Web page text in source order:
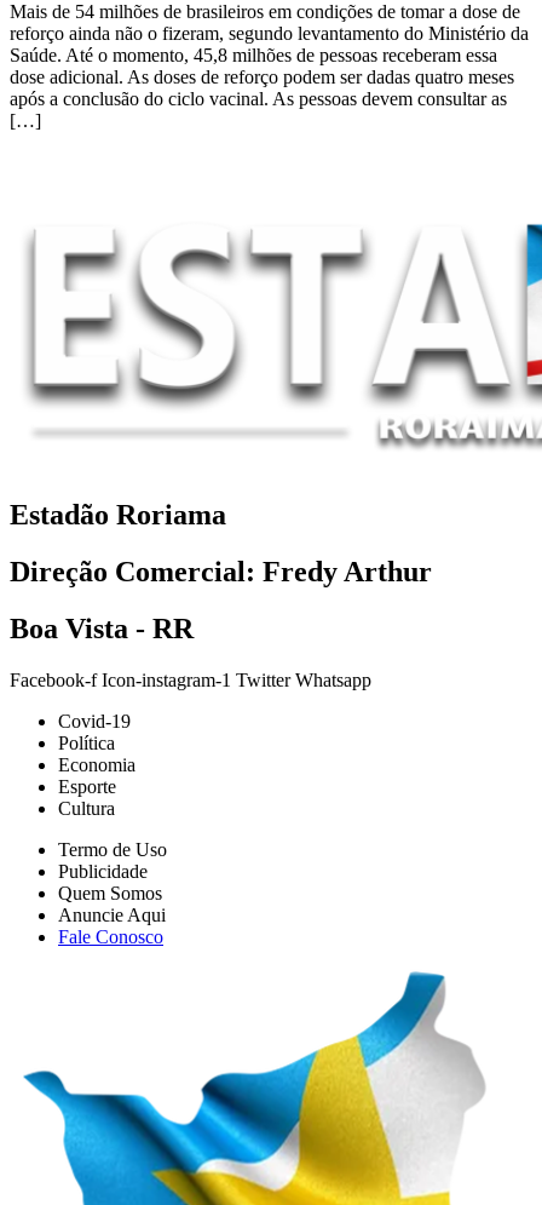
Mais de 54 milhões de brasileiros em condições de tomar a dose de
reforço ainda não o fizeram, segundo levantamento do Ministério da
Saúde. Até o momento, 45,8 milhões de pessoas receberam essa
dose adicional. As doses de reforço podem ser dadas quatro meses
após a conclusão do ciclo vacinal. As pessoas devem consultar as
[…]
Estadão Roriama
Direção Comercial: Fredy Arthur
Boa Vista - RR
Facebook-f Icon-instagram-1 Twitter Whatsapp
Covid-19
Política
Economia
Esporte
Cultura
Termo de Uso
Publicidade
Quem Somos
Anuncie Aqui
Fale Conosco